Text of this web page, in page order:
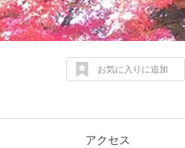
お気に入りに追加
アクセス